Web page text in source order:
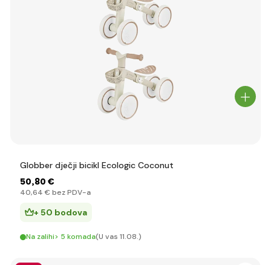
Globber dječji bicikl Ecologic Coconut
50,80 €
40,64 € bez PDV-a
+ 50 bodova
Na zalihi> 5 komada(U vas 11.08.)